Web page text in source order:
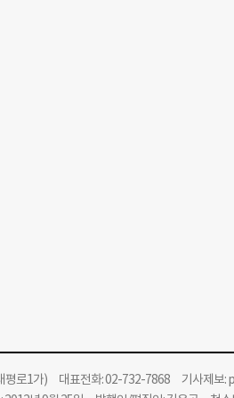
평로1가) 대표전화: 02-732-7868 기사제보: